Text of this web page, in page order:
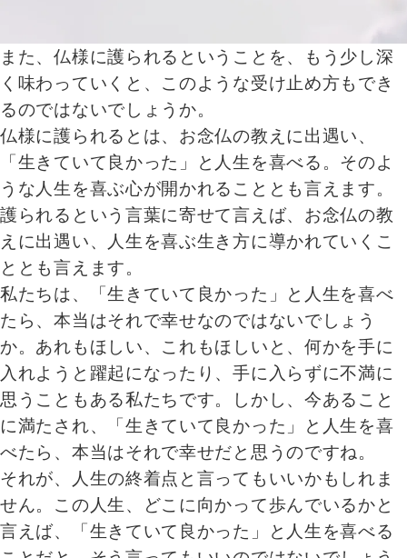
また、仏様に護られるということを、もう少し深
く味わっていくと、このような受け止め方もでき
るのではないでしょうか。
仏様に護られるとは、お念仏の教えに出遇い、
「生きていて良かった」と人生を喜べる。そのよ
うな人生を喜ぶ心が開かれることとも言えます。
護られるという言葉に寄せて言えば、お念仏の教
えに出遇い、人生を喜ぶ生き方に導かれていくこ
ととも言えます。
私たちは、「生きていて良かった」と人生を喜べ
たら、本当はそれで幸せなのではないでしょう
か。あれもほしい、これもほしいと、何かを手に
入れようと躍起になったり、手に入らずに不満に
思うこともある私たちです。しかし、今あること
に満たされ、「生きていて良かった」と人生を喜
べたら、本当はそれで幸せだと思うのですね。
それが、人生の終着点と言ってもいいかもしれま
せん。この人生、どこに向かって歩んでいるかと
言えば、「生きていて良かった」と人生を喜べる